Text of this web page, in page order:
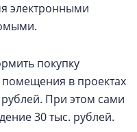
электронными
покупку
в проектах
При этом сами
30 тыс. рублей.